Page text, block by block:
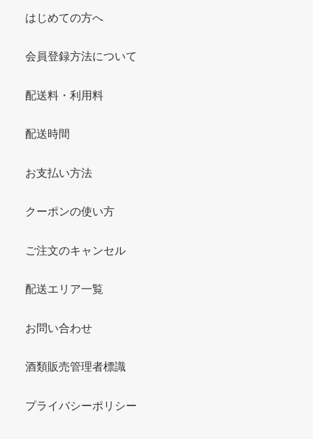
はじめての方へ
会員登録方法について
配送料・利用料
配送時間
お支払い方法
クーポンの使い方
ご注文のキャンセル
配送エリア一覧
お問い合わせ
酒類販売管理者標識
プライバシーポリシー